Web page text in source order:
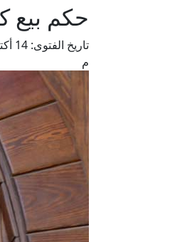
حكم بيع
تاريخ الفتوى:
م